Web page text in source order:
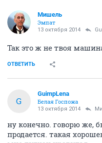
Мишель
Эмпат
13 октября 2014
Так это ж не твоя
ОТВЕТИТЬ
G
GuimpLena
Белая Госпожа
13 октября 2014
ну конечно. говорю же,
продается. такая